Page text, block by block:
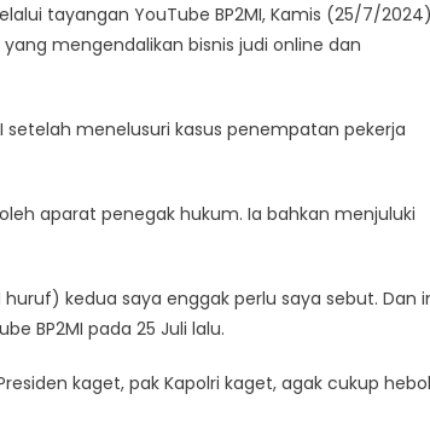
tayangan YouTube BP2MI, Kamis (25/7/
mengendalikan bisnis judi online dan
setelah menelusuri kasus penempatan pekerja
aparat penegak hukum. Ia bahkan menjuluki
kedua saya enggak perlu saya sebut. Dan
BP2MI pada 25 Juli lalu.
kaget, pak Kapolri kaget, agak cukup